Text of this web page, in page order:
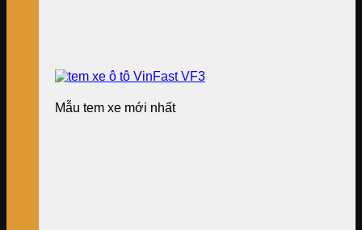
Mẫu tem xe mới nhất